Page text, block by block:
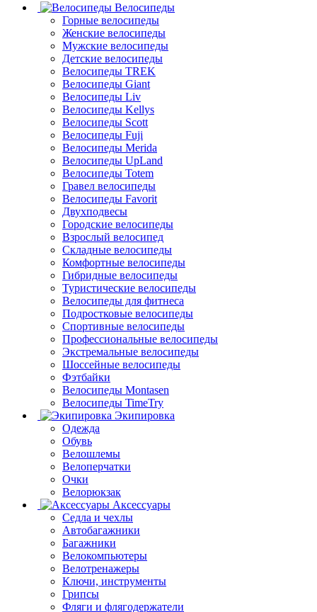
Велосипеды
Горные велосипеды
Женские велосипеды
Мужские велосипеды
Детские велосипеды
Велосипеды TREK
Велосипеды Giant
Велосипеды Liv
Велосипеды Kellys
Велосипеды Scott
Велосипеды Fuji
Велосипеды Merida
Велосипеды UpLand
Велосипеды Totem
Гравел велосипеды
Велосипеды Favorit
Двухподвесы
Городские велосипеды
Взрослый велосипед
Складные велосипеды
Комфортные велосипеды
Гибридные велосипеды
Туристические велосипеды
Велосипеды для фитнеса
Подростковые велосипеды
Спортивные велосипеды
Профессиональные велосипеды
Экстремальные велосипеды
Шоссейные велосипеды
Фэтбайки
Велосипеды Montasen
Велосипеды TimeTry
Экипировка
Одежда
Обувь
Велошлемы
Велоперчатки
Очки
Велорюкзак
Аксессуары
Седла и чехлы
Автобагажники
Багажники
Велокомпьютеры
Велотренажеры
Ключи, инструменты
Грипсы
Фляги и флягодержатели